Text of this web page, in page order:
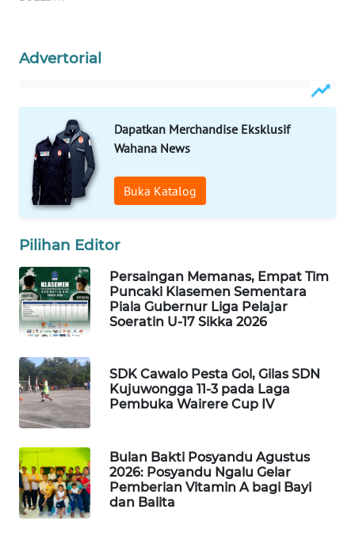
Advertorial
Dapatkan Merchandise Eksklusif
Wahana News
Buka Katalog
Pilihan Editor
Persaingan Memanas, Empat Tim
Puncaki Klasemen Sementara
Piala Gubernur Liga Pelajar
Soeratin U-17 Sikka 2026
SDK Cawalo Pesta Gol, Gilas SDN
Kujuwongga 11-3 pada Laga
Pembuka Wairere Cup IV
Bulan Bakti Posyandu Agustus
2026: Posyandu Ngalu Gelar
Pemberian Vitamin A bagi Bayi
dan Balita
NEWS
AKHLAK
ID
PERAPKI
SONYA
ASA
NEWS